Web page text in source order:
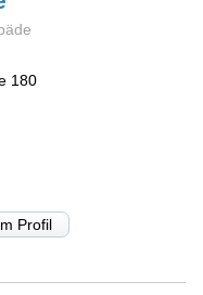
180
Profil